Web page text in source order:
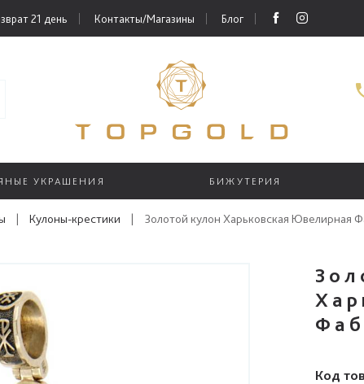
21 день Контакты/Магазины Блог
УКРАШЕНИЯ БИЖУТЕРИЯ
| Кулоны-крестики | Золотой кулон Харьковская Ювелирная
Код